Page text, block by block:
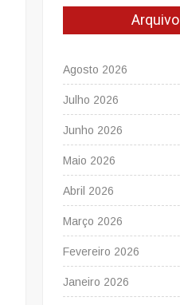
Arquivo
Agosto 2026
Julho 2026
Junho 2026
Maio 2026
Abril 2026
Março 2026
Fevereiro 2026
Janeiro 2026